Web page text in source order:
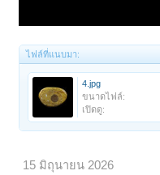
ไฟล์ที่แนบมา:
4.jpg
ขนาดไฟล์:
เปิดดู:
15 มิถุนายน 2026